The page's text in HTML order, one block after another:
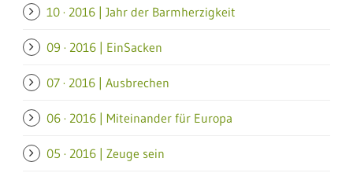
10 · 2016 | Jahr der Barmherzigkeit
09 · 2016 | EinSacken
07 · 2016 | Ausbrechen
06 · 2016 | Miteinander für Europa
05 · 2016 | Zeuge sein